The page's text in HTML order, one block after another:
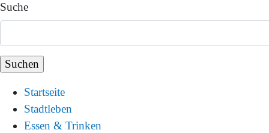
Suche
Startseite
Stadtleben
Essen & Trinken